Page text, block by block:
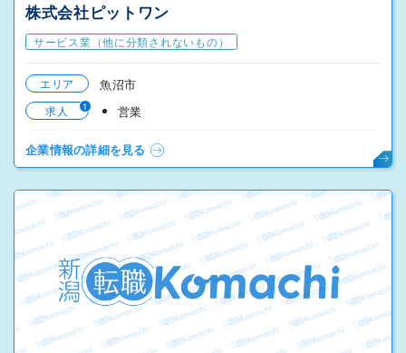
株式会社ピットワン
サービス業（他に分類されないもの）
エリア 魚沼市
求人 1 営業
企業情報の詳細を見る